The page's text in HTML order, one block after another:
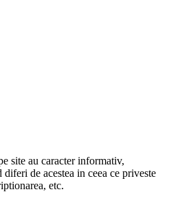
site au caracter informativ,
de acestea in ceea ce priveste
etc.